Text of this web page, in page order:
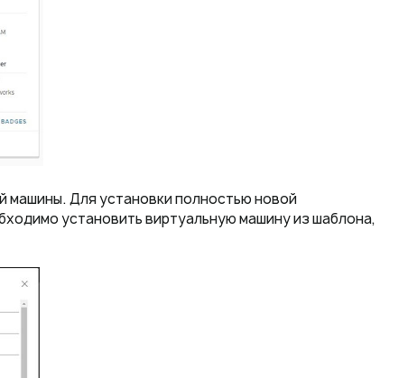
машины. Для установки полностью новой
установить виртуальную машину из шаблона,